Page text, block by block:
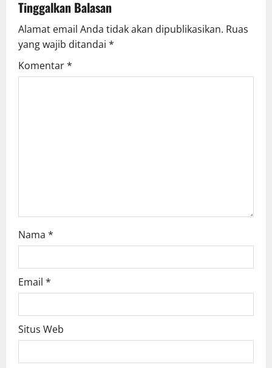
v
i
g
Tinggalkan Balasan
Alamat email Anda tidak akan dipublikasikan. Ruas
yang wajib ditandai *
Komentar*
Nama *
Email *
Situs Web